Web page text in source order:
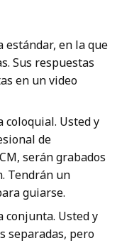
estándar, en la que
Sus respuestas
en un video
Usted y
de
serán grabados
Tendrán un
guiarse.
conjunta. Usted y
separadas, pero